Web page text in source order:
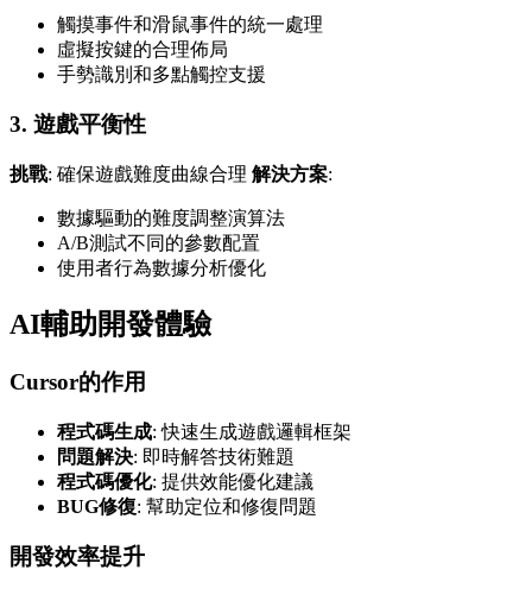
觸摸事件和滑鼠事件的統一處理
虛擬按鍵的合理佈局
手勢識別和多點觸控支援
3. 遊戲平衡性
挑戰: 確保遊戲難度曲線合理 解決方案:
數據驅動的難度調整演算法
A/B測試不同的參數配置
使用者行為數據分析優化
AI輔助開發體驗
Cursor的作用
程式碼生成: 快速生成遊戲邏輯框架
問題解決: 即時解答技術難題
程式碼優化: 提供效能優化建議
BUG修復: 幫助定位和修復問題
開發效率提升